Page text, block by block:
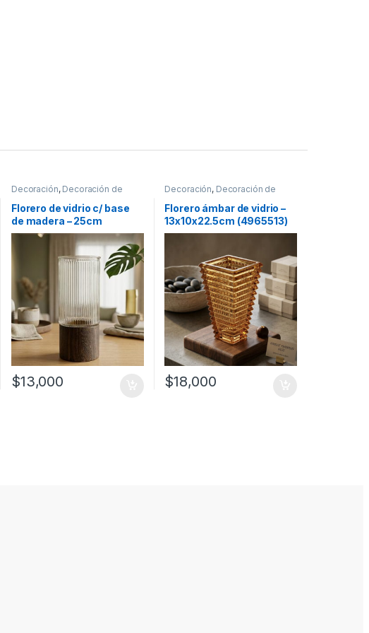
Decoración, Decoración de
Florero de vidrio c/ base
de madera – 25cm
[201279]
$13,000
Decoración, Decoración de
Florero ámbar de vidrio –
13x10x22.5cm (4965513)
$18,000